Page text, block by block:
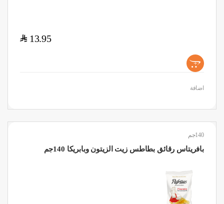
13.95
$
+
اضافة
140جم
بافريتاس رقائق بطاطس زيت الزيتون وبابريكا 140جم